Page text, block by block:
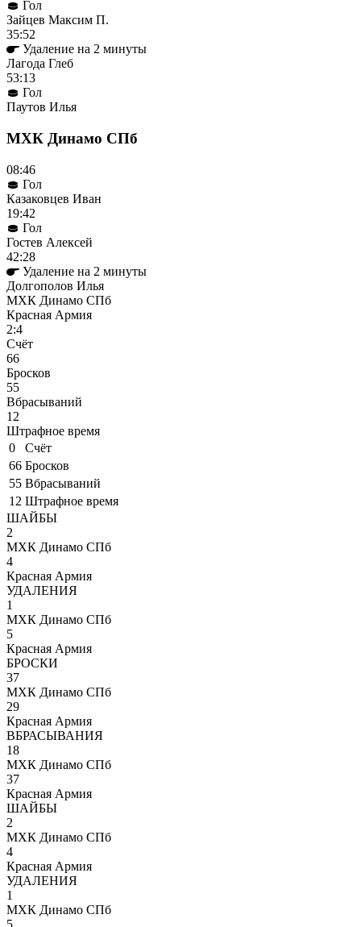
Гол
Зайцев Максим П.
35:52
Удаление на 2 минуты
Лагода Глеб
53:13
Гол
Паутов Илья
МХК Динамо СПб
08:46
Гол
Казаковцев Иван
19:42
Гол
Гостев Алексей
42:28
Удаление на 2 минуты
Долгополов Илья
МХК Динамо СПб
Красная Армия
2:4
Cчёт
66
Бросков
55
Вбрасываний
12
Штрафное время
0
Cчёт
66 Бросков
55 Вбрасываний
12 Штрафное время
ШАЙБЫ
2
МХК Динамо СПб
4
Красная Армия
УДАЛЕНИЯ
1
МХК Динамо СПб
5
Красная Армия
БРОСКИ
37
МХК Динамо СПб
29
Красная Армия
ВБРАСЫВАНИЯ
18
МХК Динамо СПб
37
Красная Армия
ШАЙБЫ
2
МХК Динамо СПб
4
Красная Армия
УДАЛЕНИЯ
1
МХК Динамо СПб
5